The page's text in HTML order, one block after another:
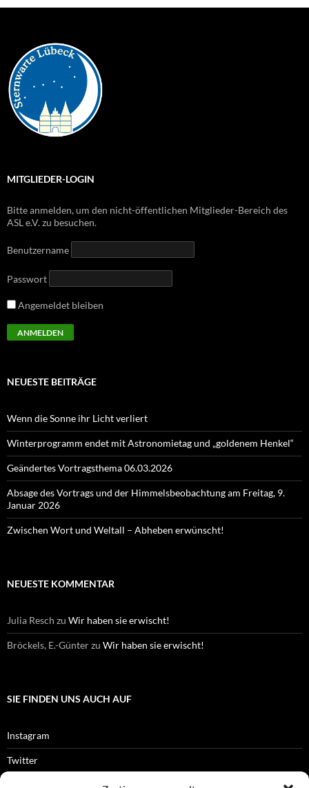
MITGLIEDER-LOGIN
Bitte anmelden, um den nicht-öffentlichen Mitglieder-Bereich des
ASL e.V. zu besuchen.
Benutzername
Passwort
Angemeldet bleiben
NEUESTE BEITRÄGE
Wenn die Sonne ihr Licht verliert
Winterprogramm endet mit Astronomietag und „goldenem Henkel“
Geändertes Vortragsthema 06.03.2026
Absage des Vortrags und der Himmelsbeobachtung am Freitag, 9.
Januar 2026
Zwischen Wort und Weltall – Abheben erwünscht!
NEUESTE KOMMENTAR
Julia Resch zu Wir haben sie erwischt!
Bröckels, E.-Günterzu Wir haben sie erwischt!
SIE FINDEN UNS AUCH AUF
Instagram
Twitter